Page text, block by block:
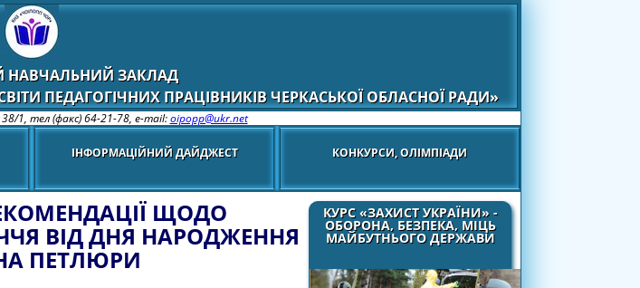
ЗАКЛАД
ПЕДАГОГІЧНИХ ПРАЦІВНИКІВ ЧЕРКАСЬКОЇ ОБЛАСНОЇ РАДИ»
1, тел (факс) 64-21-78, e-mail:oipopp@ukr.net
ІНФОРМАЦІЙНИЙ ДАЙДЖЕСТ КОНКУРСИ, ОЛІМПІАДИ
КУРС «ЗАХИСТ УКРАЇНИ» -
ОБОРОНА, БЕЗПЕКА, МІЦЬ
МАЙБУТНЬОГО ДЕРЖАВИ
ЩОДО
ВІД ДНЯ НАРОДЖЕННЯ
ПЕТЛЮРИ